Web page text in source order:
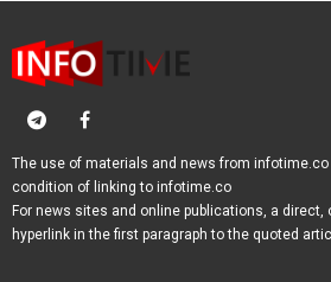
The use of materials and news from
condition of linking to infotime.co
For news sites and online publications, a direct,
hyperlink in the first paragraph to the quoted